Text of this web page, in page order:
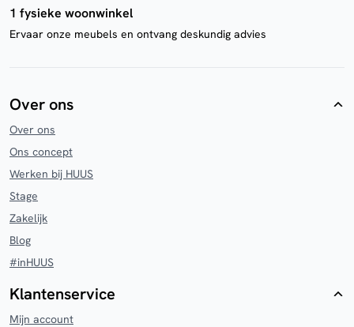
1 fysieke woonwinkel
Ervaar onze meubels en ontvang deskundig advies
Over ons
Over ons
Ons concept
Werken bij HUUS
Stage
Zakelijk
Blog
#inHUUS
Klantenservice
Mijn account